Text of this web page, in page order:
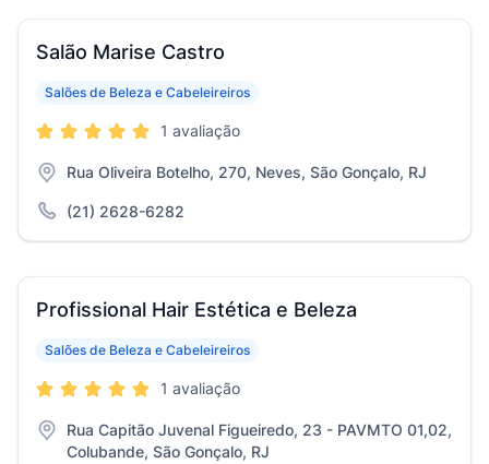
Salão Marise Castro
Salões de Beleza e Cabeleireiros
1 avaliação
Rua Oliveira Botelho, 270, Neves, São Gonçalo, RJ
(21) 2628-6282
Profissional Hair Estética e Beleza
Salões de Beleza e Cabeleireiros
1 avaliação
Rua Capitão Juvenal Figueiredo, 23 - PAVMTO 01,02,
Colubande, São Gonçalo, RJ